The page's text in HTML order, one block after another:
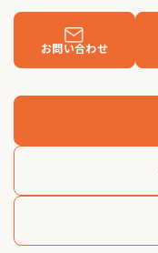
お問い合わせ